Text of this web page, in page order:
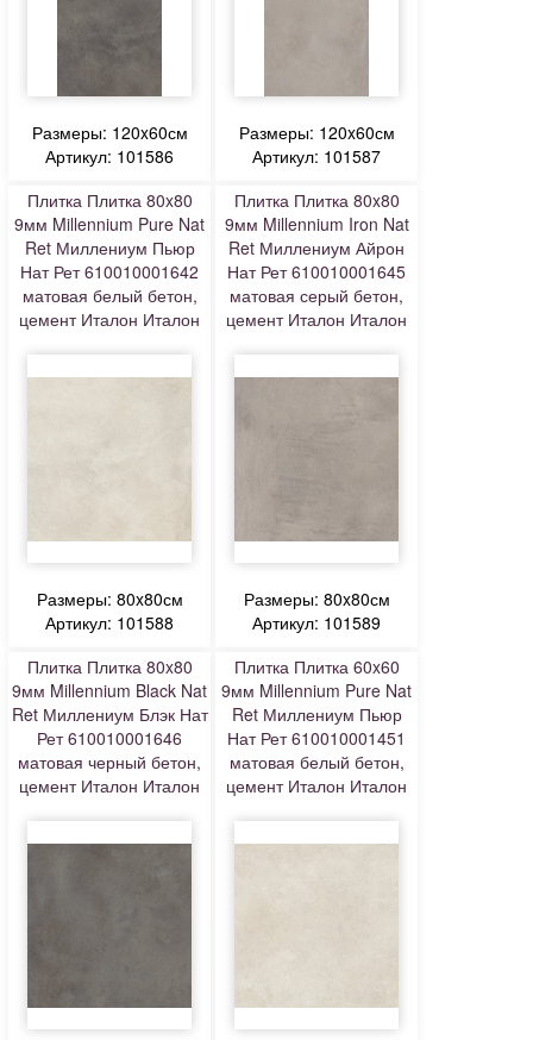
Размеры: 120x60см
Артикул: 101586
Размеры: 120x60см
Артикул: 101587
Плитка Плитка 80x80
9мм Millennium Pure Nat
Ret Миллениум Пьюр
Нат Рет 610010001642
матовая белый бетон,
цемент Италон Италон
Размеры: 80x80см
Артикул: 101588
Плитка Плитка 80x80
9мм Millennium Iron Nat
Ret Миллениум Айрон
Нат Рет 610010001645
матовая серый бетон,
цемент Италон Италон
Размеры: 80x80см
Артикул: 101589
Плитка Плитка 80x80
9мм Millennium Black Nat
Ret Миллениум Блэк Нат
Рет 610010001646
матовая черный бетон,
цемент Италон Италон
Плитка Плитка 60x60
9мм Millennium Pure Nat
Ret Миллениум Пьюр
Нат Рет 610010001451
матовая белый бетон,
цемент Италон Италон